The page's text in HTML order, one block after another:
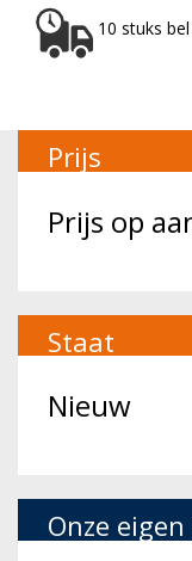
10 stuks
Prijs
Prijs op
Staat
Nieuw
Onze